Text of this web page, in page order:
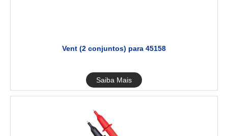
Vent (2 conjuntos) para 45158
Saiba Mais